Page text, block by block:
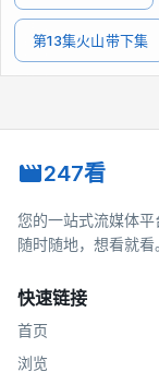
第13集火山带下集
247看
您的一站式流媒体平
随时随地，想看就看
快速链接
首页
浏览